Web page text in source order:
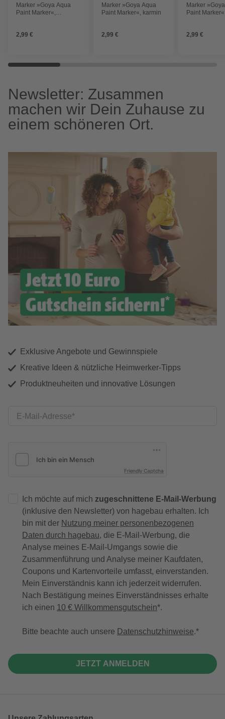
Marker »Goya Aqua
Paint Marker«,
2,99 €
Marker »Goya Aqua
Paint Marker«, karmin
2,99 €
Marker
Paint
2,99 €
Newsletter: Zusammen
machen wir Dein Zuhause zu
einem schöneren Ort.
Exklusive Angebote und Gewinnspiele
Kreative Ideen & nützliche Heimwerker-Tipps
Produktneuheiten und innovative Lösungen
E-Mail-Adresse
Friendly Captcha
Ich möchte auf mich zugeschnittene E-Mail-Werbung
(inklusive den Newsletter) von hagebau erhalten. Ich
bin mit der Nutzung meiner personenbezogenen
Daten durch hagebau, die E-Mail-Werbung, die
Analyse meines E-Mail-Umgangs sowie die
Zusammenführung und Analyse meiner Kaufdaten,
Coupons und Kartenvorteile umfasst, einverstanden.
Mein Einverständnis kann ich jederzeit widerrufen.
Nach Bestätigung meines Einverständnisses erhalte
ich einen 10 € Willkommensgutschein*.
Bitte beachte auch unsere Datenschutzhinweise.
JETZT ANMELDEN